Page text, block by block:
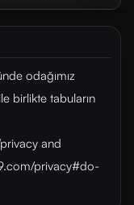
odağımız
birlikte tabuların
and
privacy#do-